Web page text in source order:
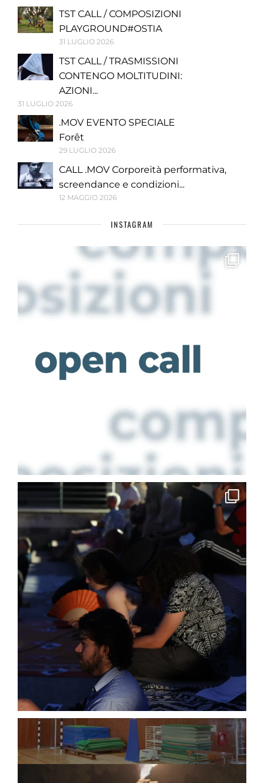
TST CALL / COMPOSIZIONI
PLAYGROUND#OSTIA
31 LUGLIO 2026
TST CALL / TRASMISSIONI
CONTENGO MOLTITUDINI:
AZIONI...
31 LUGLIO 2026
.MOV EVENTO SPECIALE
Forêt
29 LUGLIO 2026
CALL .MOV Corporeità performativa,
screendance e condizioni...
12 MAGGIO 2026
INSTAGRAM